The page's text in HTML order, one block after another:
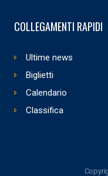
COLLEGAMENTI RAPIDI
Ultime news
Biglietti
Calendario
Classifica